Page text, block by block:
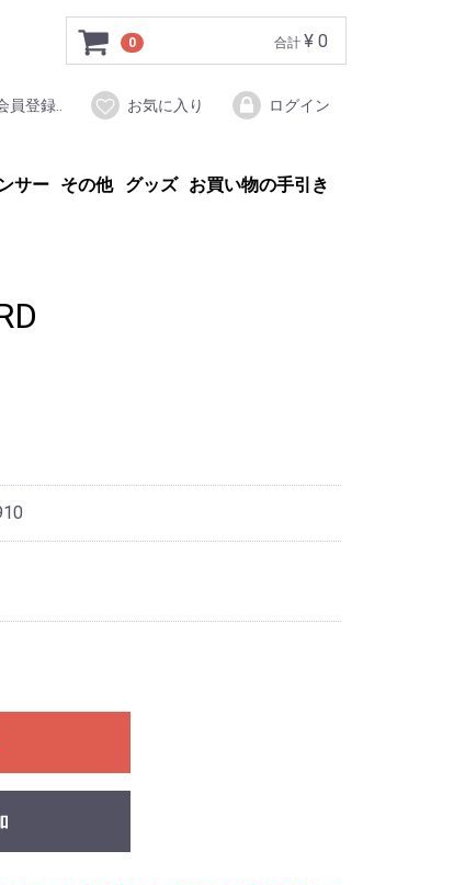
0 合計 ¥ 0
員登録.. お気に入り ログイン
サー その他 グッズ お買い物の手引き